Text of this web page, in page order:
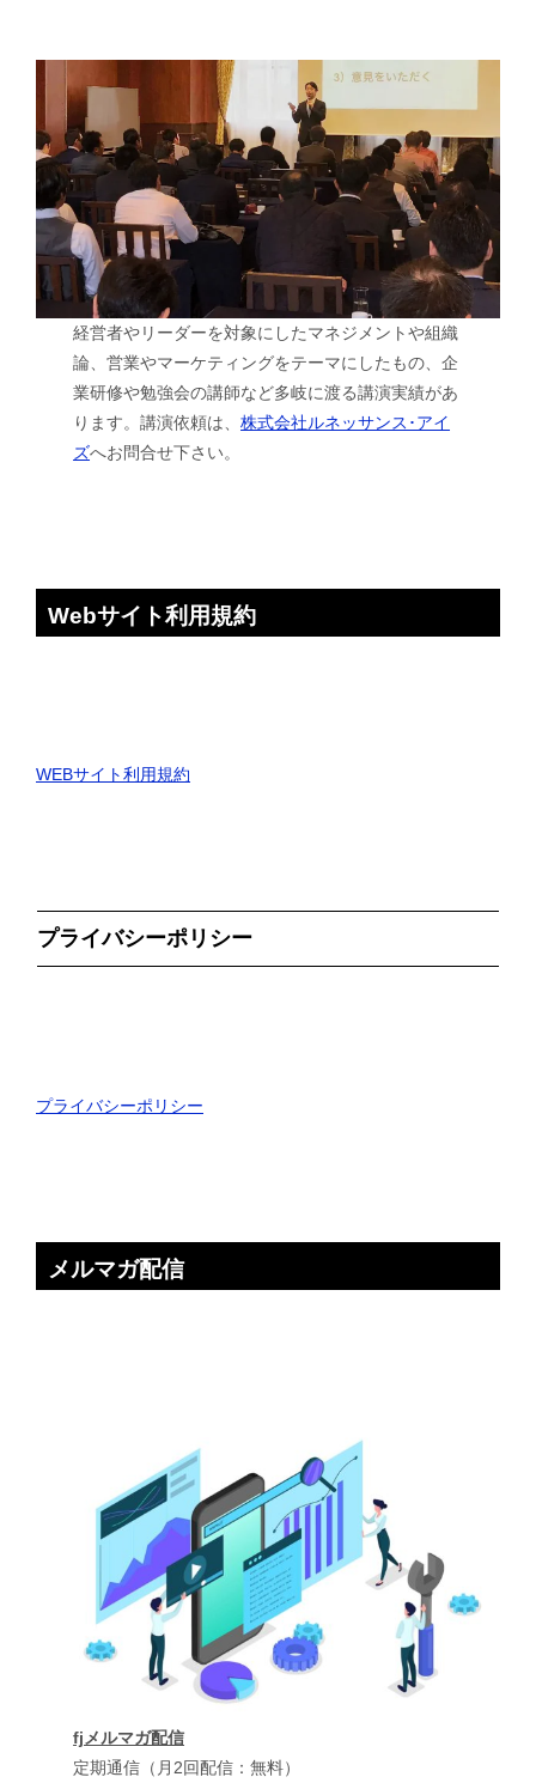
経営者やリーダーを対象にしたマネジメントや組織
論、営業やマーケティングをテーマにしたもの、企
業研修や勉強会の講師など多岐に渡る講演実績があ
ります。講演依頼は、株式会社ルネッサンス･アイ
ズへお問合せ下さい。
Webサイト利用規約
WEBサイト利用規約
プライバシーポリシー
プライバシーポリシー
メルマガ配信
fjメルマガ配信
定期通信（月2回配信：無料）